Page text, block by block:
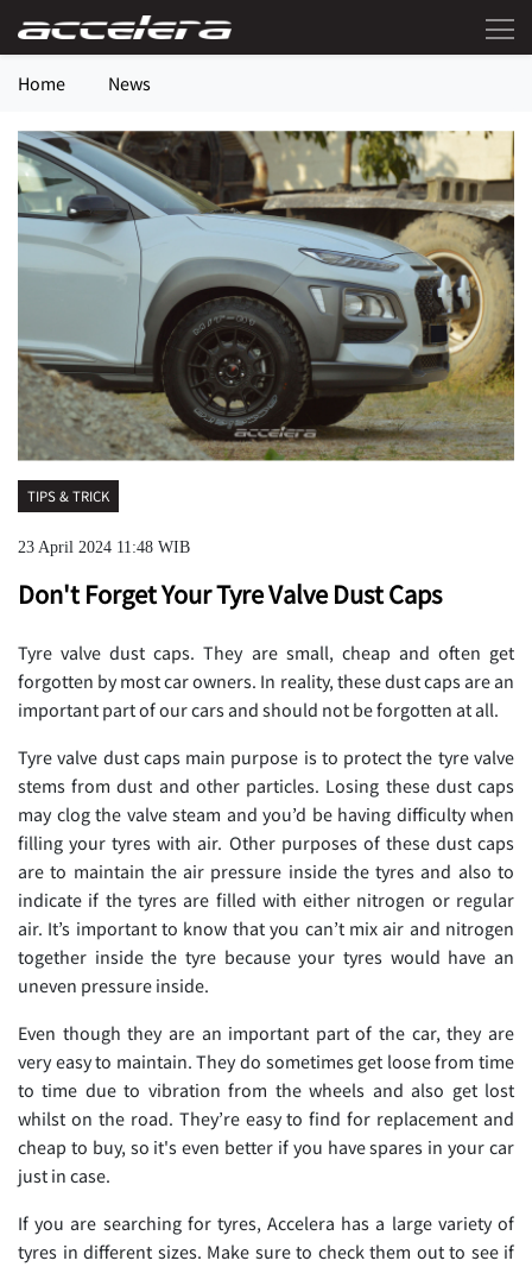
Home News
TIPS & TRICK
23 April 2024 11:48 WIB
Don't Forget Your Tyre Valve Dust Caps
Tyre valve dust caps. They are small, cheap and often get
forgotten by most car owners. In reality, these dust caps are an
important part of our cars and should not be forgotten at all.
Tyre valve dust caps main purpose is to protect the tyre valve
stems from dust and other particles. Losing these dust caps
may clog the valve steam and you’d be having difficulty when
filling your tyres with air. Other purposes of these dust caps
are to maintain the air pressure inside the tyres and also to
indicate if the tyres are filled with either nitrogen or regular
air. It’s important to know that you can’t mix air and nitrogen
together inside the tyre because your tyres would have an
uneven pressure inside.
Even though they are an important part of the car, they are
very easy to maintain. They do sometimes get loose from time
to time due to vibration from the wheels and also get lost
whilst on the road. They’re easy to find for replacement and
cheap to buy, so it's even better if you have spares in your car
just in case.
If you are searching for tyres, Accelera has a large variety of
tyres in different sizes. Make sure to check them out to see if